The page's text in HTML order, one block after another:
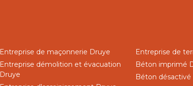
Entreprise de maçonnerie Druye
Entreprise démolition et évacuation
Druye
Entreprise de
Béton imprimé
Béton désactivé